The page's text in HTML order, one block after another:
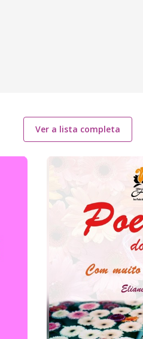
Ver a lista completa